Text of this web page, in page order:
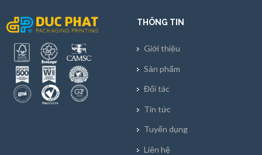
THÔNG TIN
Giới thiệu
Sản phẩm
Đối tác
Tin tức
Tuyển dụng
Liên hệ